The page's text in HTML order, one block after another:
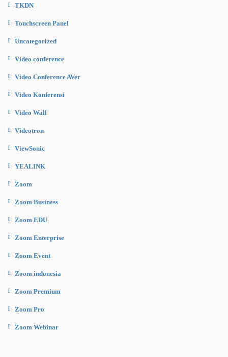
TKDN
Touchscreen Panel
Uncategorized
Video conference
Video Conference AVer
Video Konferensi
Video Wall
Videotron
ViewSonic
YEALINK
Zoom
Zoom Business
Zoom EDU
Zoom Enterprise
Zoom Event
Zoom indonesia
Zoom Premium
Zoom Pro
Zoom Webinar